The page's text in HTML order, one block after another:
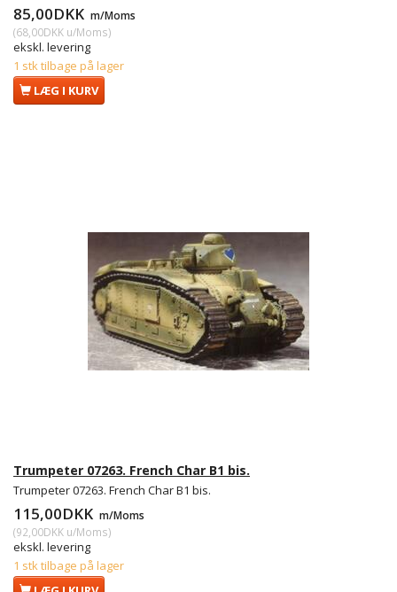
85,00DKK m/Moms
(68,00DKK u/Moms)
ekskl. levering
1 stk tilbage på lager
LÆG I KURV
Trumpeter 07263. French Char B1 bis.
Trumpeter 07263. French Char B1 bis.
115,00DKK m/Moms
(92,00DKK u/Moms)
ekskl. levering
1 stk tilbage på lager